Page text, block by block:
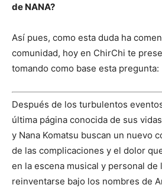
de NANA?
Así pues, como esta duda ha
comunidad, hoy en ChirChi te
tomando como base esta pregunta:
Después de los turbulentos
última página conocida de sus
y Nana Komatsu buscan un nuevo
de las complicaciones y el dolor
en la escena musical y personal de
reinventarse bajo los nombres de